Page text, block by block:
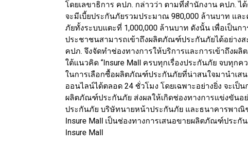
โดยเลขาธิการ คปภ. กล่าวว่า ตามที่สำนักงาน คปภ.
จะมีเบี้ยประกันภัยรวมประมาณ 980,000 ล้านบาท แล
ภัยทั้งระบบแตะที่ 1,000,000 ล้านบาท ดังนั้น เพื่อเป็น
ประชาชนสามารถเข้าถึงผลิตภัณฑ์ประกันภัยได้อย่าง
คปภ. จึงจัดทำช่องทางการให้บริการและการเข้าถึง
ใต้แนวคิด “Insure Mall ครบทุกเรื่องประกันภัย จบทุก
ในการเลือกซื้อผลิตภัณฑ์ประกันภัยที่น่าสนใจมานำเส
ออนไลน์ได้ตลอด 24 ชั่วโมง โดยเฉพาะอย่างยิ่ง จะเ
ผลิตภัณฑ์ประกันภัย ส่งผลให้เกิดช่องทางการแข่งขันอ
ประกันภัย บริษัทนายหน้าประกันภัย และธนาคารพาณิ
Insure Mall เป็นช่องทางการเสนอขายผลิตภัณฑ์ประกั
Insure Mall